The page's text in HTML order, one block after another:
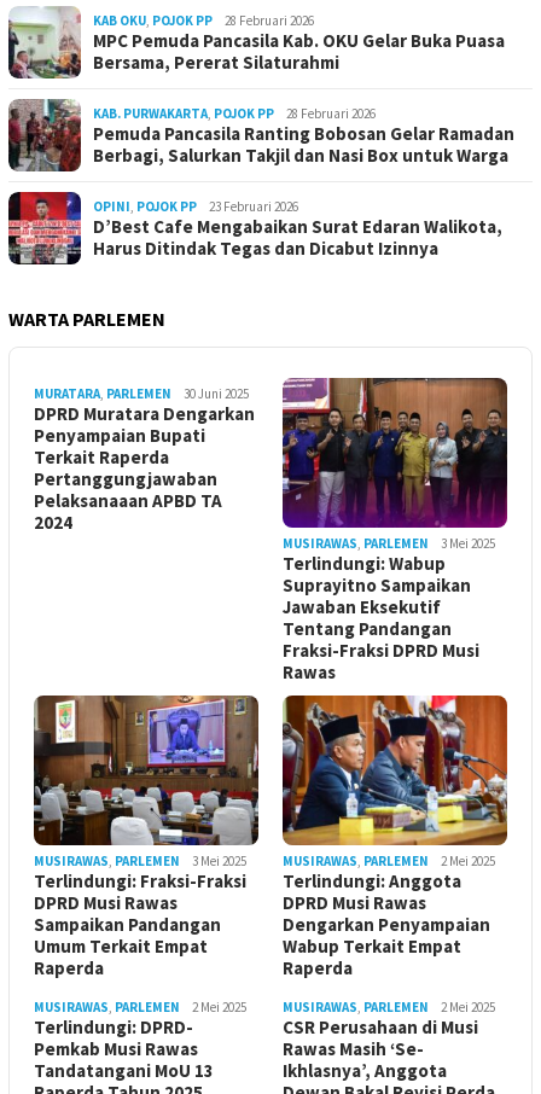
KAB OKU, POJOK PP 28 Februari 2026
MPC Pemuda Pancasila Kab. OKU Gelar Buka Puasa
Bersama, Pererat Silaturahmi
KAB. PURWAKARTA, POJOK PP 28 Februari 2026
Pemuda Pancasila Ranting Bobosan Gelar Ramadan
Berbagi, Salurkan Takjil dan Nasi Box untuk Warga
OPINI, POJOK PP 23 Februari 2026
D’Best Cafe Mengabaikan Surat Edaran Walikota,
Harus Ditindak Tegas dan Dicabut Izinnya
WARTA PARLEMEN
MURATARA, PARLEMEN 30 Juni 2025
DPRD Muratara Dengarkan
Penyampaian Bupati
Terkait Raperda
Pertanggungjawaban
Pelaksanaaan APBD TA
2024
MUSIRAWAS, PARLEMEN 3 Mei 2025
Terlindungi: Wabup
Suprayitno Sampaikan
Jawaban Eksekutif
Tentang Pandangan
Fraksi-Fraksi DPRD Musi
Rawas
MUSIRAWAS, PARLEMEN 3 Mei 2025
Terlindungi: Fraksi-Fraksi
DPRD Musi Rawas
Sampaikan Pandangan
Umum Terkait Empat
Raperda
MUSIRAWAS, PARLEMEN 2 Mei 2025
Terlindungi: Anggota
DPRD Musi Rawas
Dengarkan Penyampaian
Wabup Terkait Empat
Raperda
MUSIRAWAS, PARLEMEN 2 Mei 2025
Terlindungi: DPRD-
Pemkab Musi Rawas
Tandatangani MoU 13
MUSIRAWAS, PARLEMEN 2 Mei 2025
CSR Perusahaan di Musi
Rawas Masih ‘Se-
Ikhlasnya’, Anggota